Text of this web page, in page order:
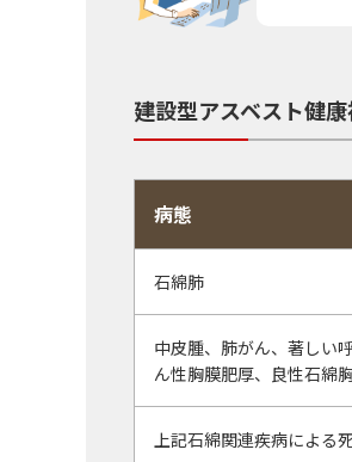
建設型アスベスト健
病態
石綿肺
中皮腫、肺がん、著しい
ん性胸膜肥厚、良性石綿
上記石綿関連疾病による